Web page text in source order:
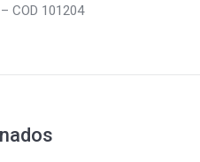
COD 101204